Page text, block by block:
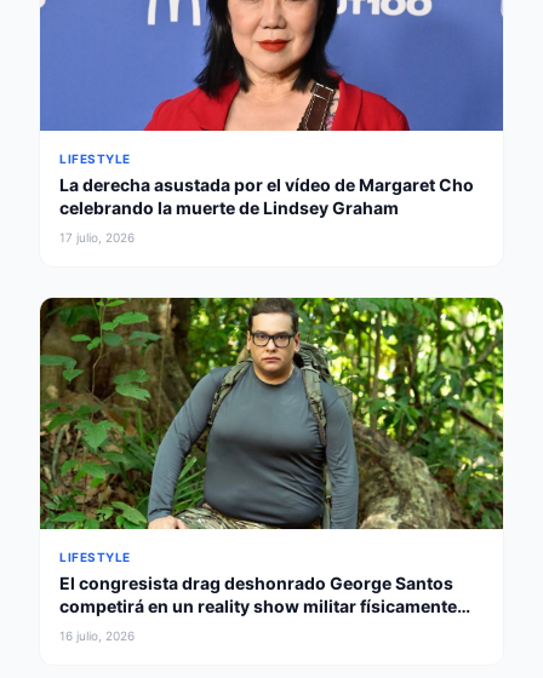
LIFESTYLE
La derecha asustada por el vídeo de Margaret Cho
celebrando la muerte de Lindsey Graham
17 julio, 2026
LIFESTYLE
El congresista drag deshonrado George Santos
competirá en un reality show militar físicamente
intenso
16 julio, 2026